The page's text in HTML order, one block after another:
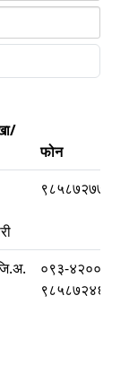
फोन
९८५८७२७७७७
०९३-४२००१७
९८५८७२४६६६